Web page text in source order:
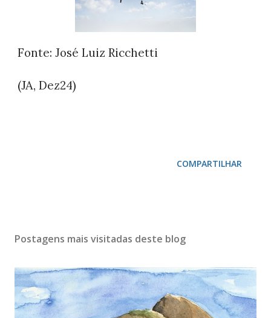
Fonte: José Luiz Ricchetti
(JA, Dez24)
COMPARTILHAR
Postagens mais visitadas deste blog